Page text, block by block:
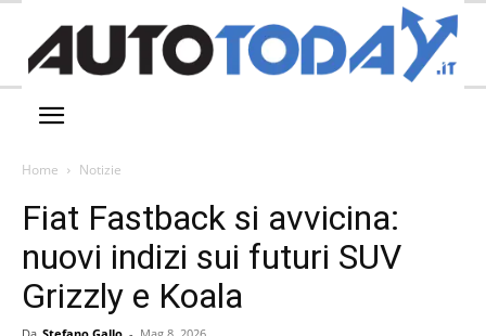
Home Notizie
Fiat Fastback si avvicina:
nuovi indizi sui futuri SUV
Grizzly e Koala